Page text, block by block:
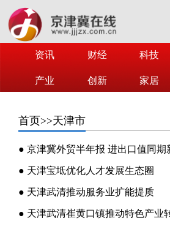
资讯 财经 科技
产业 创新 家居
首页>>天津市
● 京津冀外贸半年报 进出口值同期
● 天津宝坻优化人才发展生态圈
● 天津武清推动服务业扩能提质